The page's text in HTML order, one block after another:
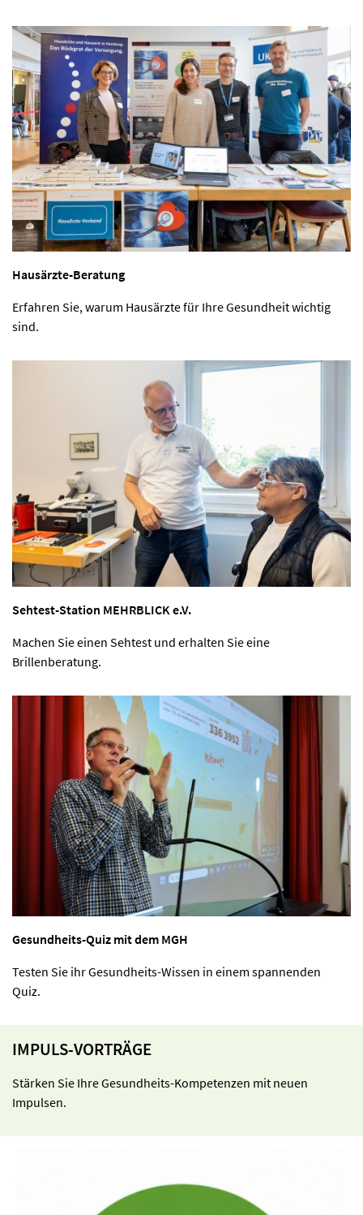
Hausärzte-Beratung
Erfahren Sie, warum Hausärzte für Ihre Gesundheit wichtig
sind.
Sehtest-Station MEHRBLICK e.V.
Machen Sie einen Sehtest und erhalten Sie eine
Brillenberatung.
Gesundheits-Quiz mit dem MGH
Testen Sie ihr Gesundheits-Wissen in einem spannenden
Quiz.
IMPULS-VORTRÄGE
Stärken Sie Ihre Gesundheits-Kompetenzen mit neuen
Impulsen.